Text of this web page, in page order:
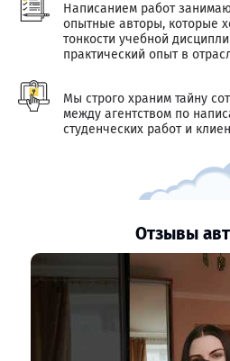
Написанием работ
опытные авторы, которые
тонкости учебной
практический опыт в
Мы строго храним тайну
между агентством по
студенческих работ и
Отзывы